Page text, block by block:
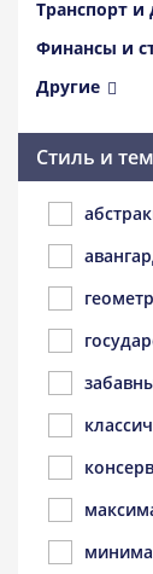
Транспорт и
Финансы и
Другие
Стиль и